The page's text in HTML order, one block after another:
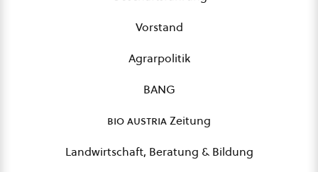
Vorstand
Agrarpolitik
BANG
bio austriaZeitung
Landwirtschaft, Beratung & Bildung